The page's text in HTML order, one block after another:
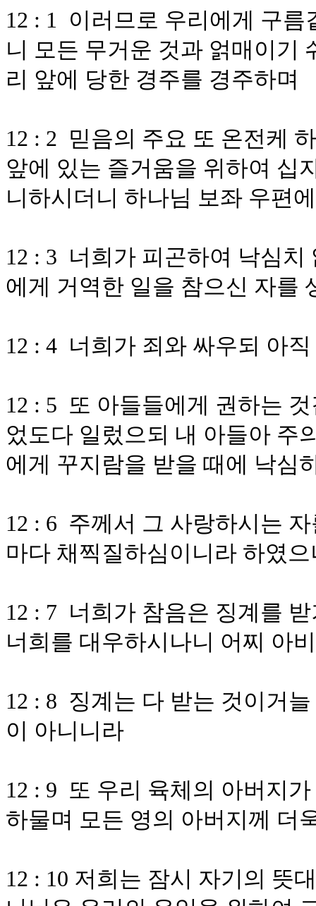
12 : 1 이러므로 우리에게 구
니 모든 무거운 것과 얽매이기
리 앞에 당한 경주를 경주하며
12 : 2 믿음의 주요 또 온전케
앞에 있는 즐거움을 위하여 십
니하시더니 하나님 보좌 우편
12 : 3 너희가 피곤하여 낙심
에게 거역한 일을 참으신 자를
12 : 4 너희가 죄와 싸우되 아
12 : 5 또 아들들에게 권하는
었도다 일렀으되 내 아들아 주
에게 꾸지람을 받을 때에 낙심
12 : 6 주께서 그 사랑하시는
마다 채찍질하심이니라 하였으
12 : 7 너희가 참음은 징계를
너희를 대우하시나니 어찌 아
12 : 8 징계는 다 받는 것이거
이 아니니라
12 : 9 또 우리 육체의 아버지
하물며 모든 영의 아버지께 더
12 : 10 저희는 잠시 자기의 뜻